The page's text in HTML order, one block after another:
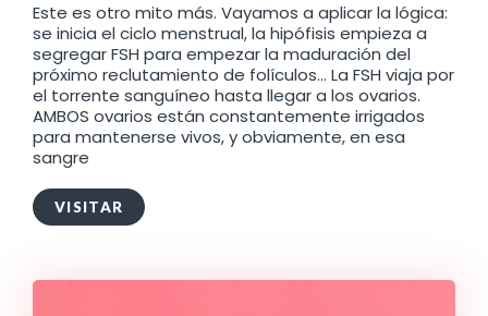
Este es otro mito más. Vayamos a aplicar la lógica:
se inicia el ciclo menstrual, la hipófisis empieza a
segregar FSH para empezar la maduración del
próximo reclutamiento de folículos… La FSH viaja por
el torrente sanguíneo hasta llegar a los ovarios.
AMBOS ovarios están constantemente irrigados
para mantenerse vivos, y obviamente, en esa
sangre
VISITAR